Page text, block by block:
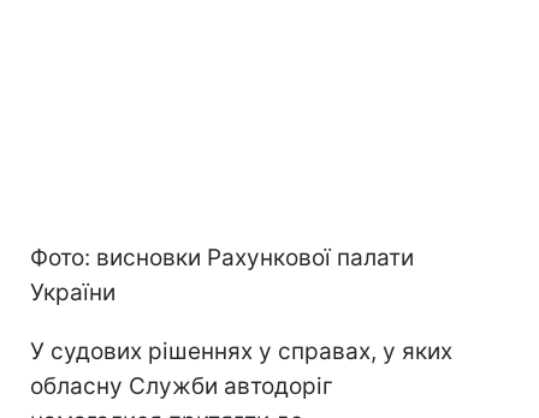
Фото: висновки Рахункової палати
України
У судових рішеннях у справах, у яких
обласну Служби автодоріг